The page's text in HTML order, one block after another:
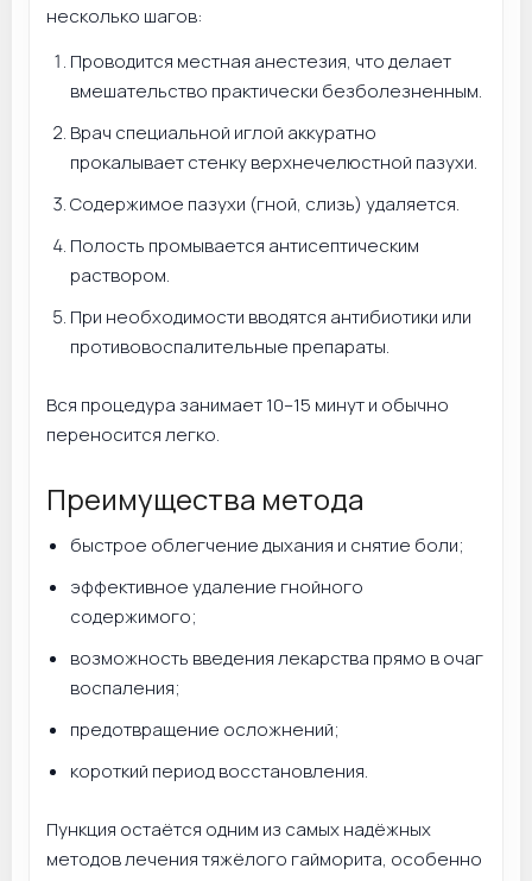
несколько шагов:
Проводится местная анестезия, что делает
вмешательство практически безболезненным.
Врач специальной иглой аккуратно
прокалывает стенку верхнечелюстной пазухи.
Содержимое пазухи (гной, слизь) удаляется.
Полость промывается антисептическим
раствором.
При необходимости вводятся антибиотики или
противовоспалительные препараты.
Вся процедура занимает 10–15 минут и обычно
переносится легко.
Преимущества метода
быстрое облегчение дыхания и снятие боли;
эффективное удаление гнойного
содержимого;
возможность введения лекарства прямо в очаг
воспаления;
предотвращение осложнений;
короткий период восстановления.
Пункция остаётся одним из самых надёжных
методов лечения тяжёлого гайморита, особенно